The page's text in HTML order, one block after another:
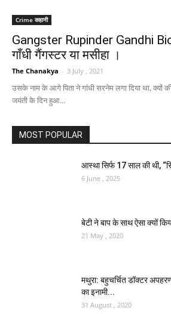
Crime कहानी
Gangster Rupinder Gandhi
गाँधी गैंगस्टर या मसीहा ।
The Chanakya - 3 July , 2021
उसके नाम के आगे पिता ने गांधी सरनेम लगा दिया था, क्यों
जयंती के दिन हुआ...
MOST POPULAR
आस्था सिर्फ 17 साल की थी,
6 June , 2025
बेटी ने बाप के साथ ऐसा क्यों
21 May , 2020
मथुरा: बहुचर्चित डॉक्टर
का इनामी...
31 August , 2020